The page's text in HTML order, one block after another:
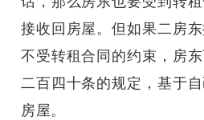
接收回房屋。但如果二房
不受转租合同的约束，房
二百四十条的规定，基于
房屋。